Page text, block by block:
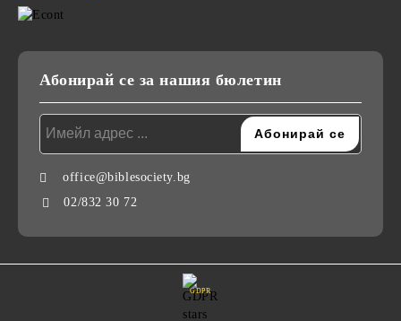
Абонирай се за нашия бюлетин
office@biblesociety.bg
02/832 30 72
GDPR